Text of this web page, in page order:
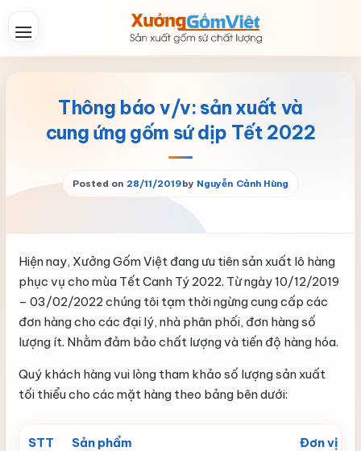
Thông báo v/v: sản xuất và
cung ứng gốm sứ dịp Tết 2022
Posted on 28/11/2019by Nguyễn Cảnh Hùng
Hiện nay, Xưởng Gốm Việt đang ưu tiên sản xuất lô hàng
phục vụ cho mùa Tết Canh Tý 2022. Từ ngày 10/12/2019
– 03/02/2022 chúng tôi tạm thời ngừng cung cấp các
đơn hàng cho các đại lý, nhà phân phối, đơn hàng số
lượng ít. Nhằm đảm bảo chất lượng và tiến độ hàng hóa.
Quý khách hàng vui lòng tham khảo số lượng sản xuất
tối thiểu cho các mặt hàng theo bảng bên dưới:
STT Sản phẩm Đơn vị